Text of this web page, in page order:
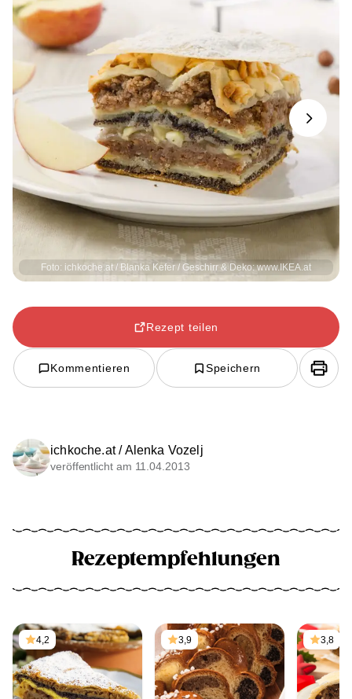
Foto: ichkoche.at / Blanka Kefer / Geschirr & Deko: www.IKEA.at
Next
Rezept teilen
Kommentieren Speichern
ichkoche.at / Alenka Vozelj
veröffentlicht am 11.04.2013
Rezeptempfehlungen
4,2 3,9 3,8